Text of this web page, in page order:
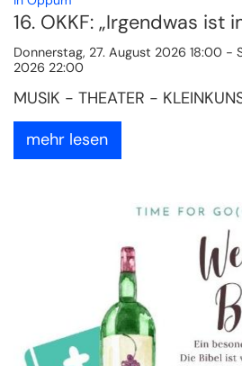
16. OKKF: „Irgendwas ist
Donnerstag, 27. August 2026 18:00 -
2026 22:00
MUSIK - THEATER -
mehr lesen